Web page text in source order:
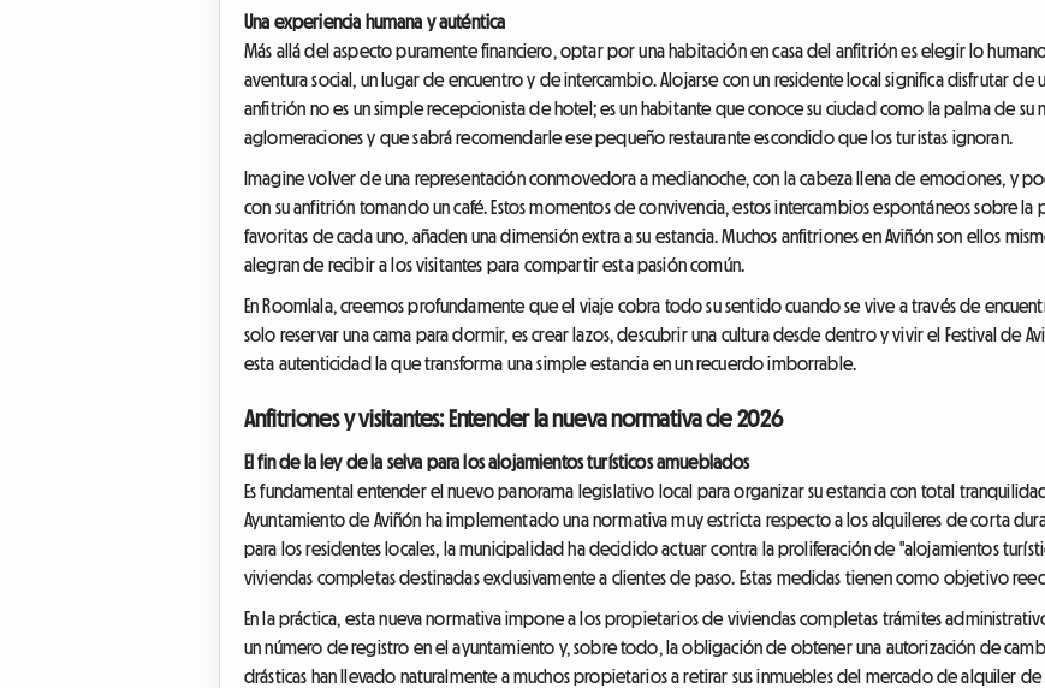
Una experiencia humana y auténtica
Más allá del aspecto puramente financiero, optar por una habitación en casa del anfitrión es elegir lo
aventura social, un lugar de encuentro y de intercambio. Alojarse con un residente local significa disfrutar de
anfitrión no es un simple recepcionista de hotel; es un habitante que conoce su ciudad como la palma de su
aglomeraciones y que sabrá recomendarle ese pequeño restaurante escondido que los turistas ignoran.
Imagine volver de una representación conmovedora a medianoche, con la cabeza llena de emociones, y
con su anfitrión tomando un café. Estos momentos de convivencia, estos intercambios espontáneos sobre
favoritas de cada uno, añaden una dimensión extra a su estancia. Muchos anfitriones en Aviñón son ellos
alegran de recibir a los visitantes para compartir esta pasión común.
En Roomlala, creemos profundamente que el viaje cobra todo su sentido cuando se vive a través de
solo reservar una cama para dormir, es crear lazos, descubrir una cultura desde dentro y vivir el Festival de
esta autenticidad la que transforma una simple estancia en un recuerdo imborrable.
Anfitriones y visitantes: Entender la nueva normativa de 2026
El fin de la ley de la selva para los alojamientos turísticos amueblados
Es fundamental entender el nuevo panorama legislativo local para organizar su estancia con total
Ayuntamiento de Aviñón ha implementado una normativa muy estricta respecto a los alquileres de corta
para los residentes locales, la municipalidad ha decidido actuar contra la proliferación de "alojamientos
viviendas completas destinadas exclusivamente a clientes de paso. Estas medidas tienen como objetivo
En la práctica, esta nueva normativa impone a los propietarios de viviendas completas trámites
un número de registro en el ayuntamiento y, sobre todo, la obligación de obtener una autorización de
drásticas han llevado naturalmente a muchos propietarios a retirar sus inmuebles del mercado de alquiler